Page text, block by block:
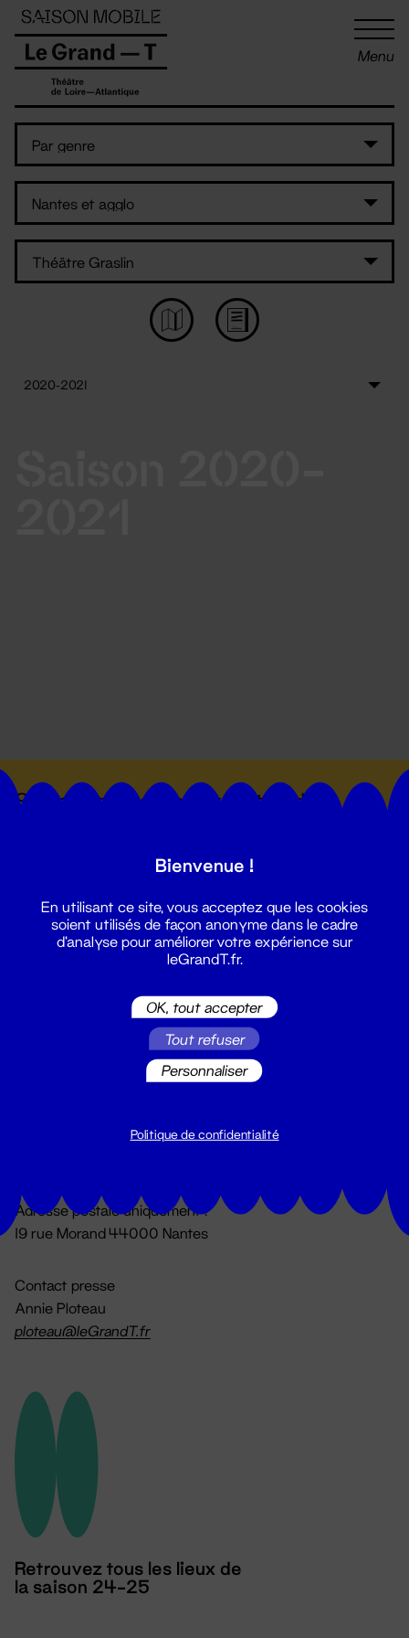
Menu
Suivez toutes les actualités du
Du lundi au vendredi 14h → 18h
Adresse postale uniquement :
19 rue Morand 44000 Nantes
Contact presse
Annie Ploteau
ploteau@leGrandT.fr
Retrouvez tous les lieux de
la saison 24-25
Panneau de gestion des cookies
Bienvenue !
En utilisant ce site, vous acceptez que les cookies
soient utilisés de façon anonyme dans le cadre
d'analyse pour améliorer votre expérience sur
leGrandT.fr.
OK, tout accepter
Tout refuser
Personnaliser
Politique de confidentialité